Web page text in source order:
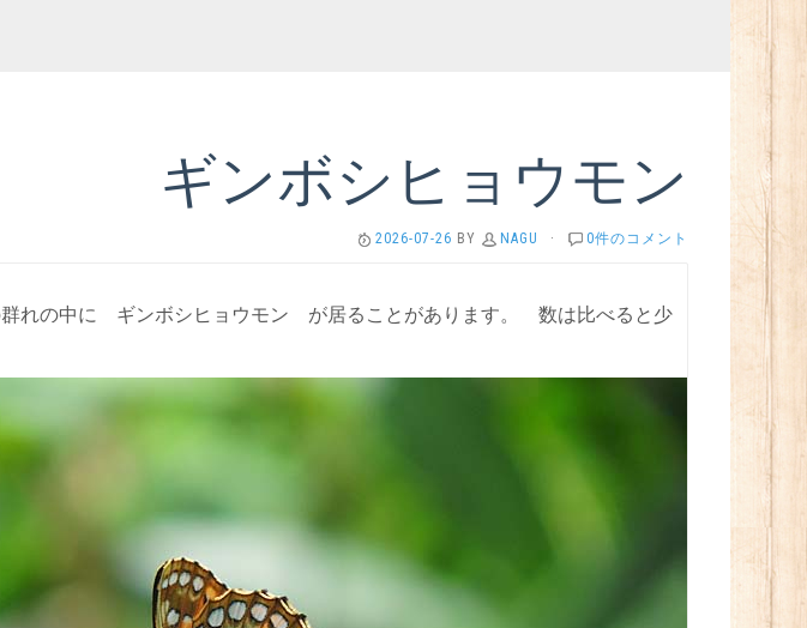
ギンボシヒョウモン
2026-07-26 BY NAGU · 0件のコメント
れの中に ギンボシヒョウモン が居ることがあります。 数は比べると少